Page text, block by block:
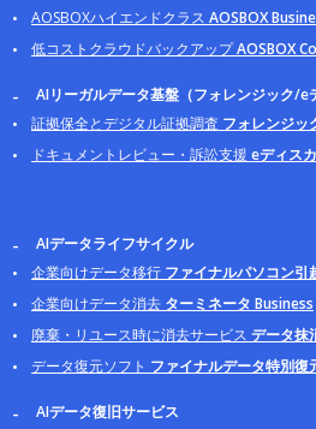
AOSBOXハイエンドクラス AOSBOX
低コストクラウドバックアップAOSBOX
AIリーガルデータ基盤（フォレンジック/e
証拠保全とデジタル証拠調査 フォレンジッ
ドキュメントレビュー・訴訟支援 eディス
AIデータライフサイクル
企業向けデータ移行 ファイナルパソコン
企業向けデータ消去 ターミネータ Business
廃棄・リユース時に消去サービス データ抹
データ復元ソフト ファイナルデータ特別復
AIデータ復旧サービス